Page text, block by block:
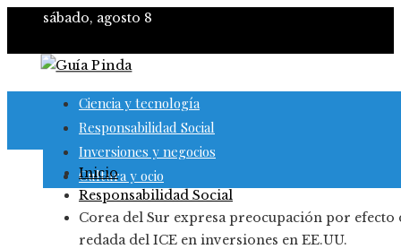
sábado, agosto 8
Ciencia y tecnología
Responsabilidad Social
Inversiones y negocios
Cultura y ocio
Inicio
Responsabilidad Social
Corea del Sur expresa preocupación por efecto
redada del ICE en inversiones en EE.UU.